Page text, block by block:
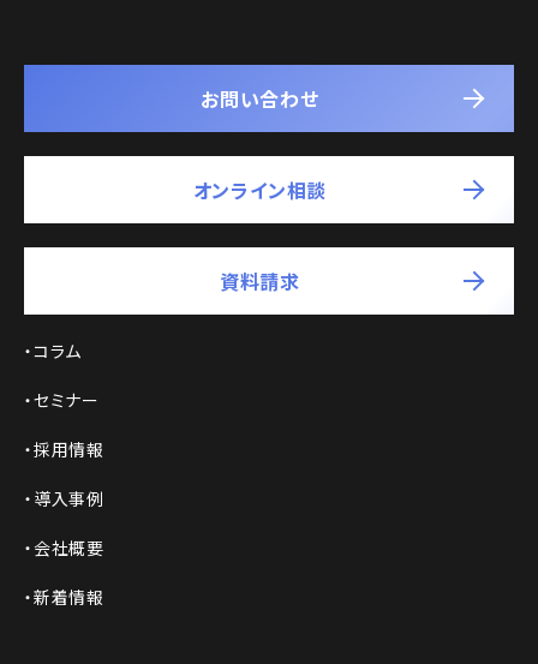
お問い合わせ
オンライン相談
資料請求
コラム
セミナー
採用情報
導入事例
会社概要
新着情報